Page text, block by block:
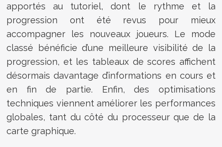
apportés au tutoriel, dont le rythme et la
progression ont été revus pour mieux
accompagner les nouveaux joueurs. Le mode
classé bénéficie d’une meilleure visibilité de la
progression, et les tableaux de scores affichent
désormais davantage d’informations en cours et
en fin de partie. Enfin, des optimisations
techniques viennent améliorer les performances
globales, tant du côté du processeur que de la
carte graphique.